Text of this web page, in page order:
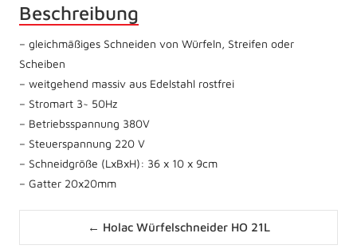
Beschreibung
– gleichmäßiges Schneiden von Würfeln, Streifen oder
Scheiben
– weitgehend massiv aus Edelstahl rostfrei
– Stromart 3~ 50Hz
– Betriebsspannung 380V
– Steuerspannung 220 V
– Schneidgröße (LxBxH): 36 x 10 x 9cm
– Gatter 20x20mm
navigation
← Holac Würfelschneider HO 21L